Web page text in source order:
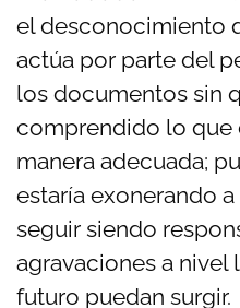
el desconocimiento
actúa por parte del
los documentos sin
comprendido lo que
manera adecuada;
estaría exonerando
seguir siendo
agravaciones a nivel
futuro puedan surgir.